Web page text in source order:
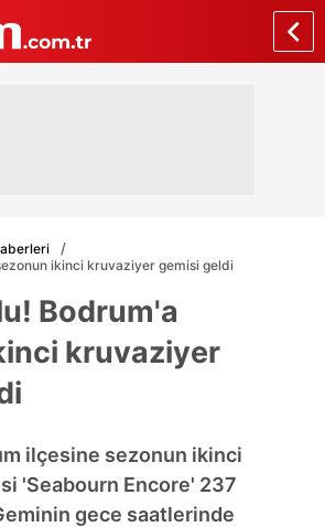
ikinci kruvaziyer gemisi geldi
Bodrum'a
kruvaziyer
ilçesine sezonun ikinci
'Seabourn Encore' 237
gece saatlerinde